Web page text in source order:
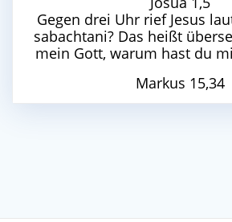
Gegen drei Uhr rief Jesus
sabachtani? Das heißt
mein Gott, warum hast du
Markus 15,34